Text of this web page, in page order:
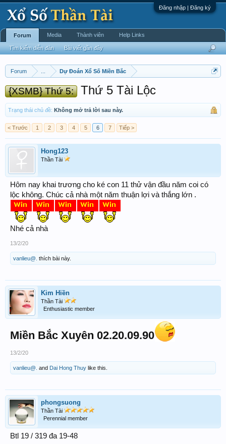
Đăng nhập | Đăng ký
Forum Dự Đoán Xổ Số Miền Bắc
{XSMB} Thứ 5: Thứ 5 Tài Lộc
Trạng thái chủ đề: Không mở trả lời sau này.
< Trước 1 2 3 4 5 6 7 Tiếp >
Hong123
Thần Tài
Hôm nay khai trương cho ké con 11 thử vận đầu năm coi có
lộc không. Chúc cả nhà một năm thuận lợi và thắng lớn .
Nhé cả nhà
13/2/20
vanlieu@. thích bài này.
Kim Hiền
Thần Tài
Enthusiastic member
Miền Bắc Xuyên 02.20.09.90
13/2/20
vanlieu@. and Dai Hong Thuy like this.
phongsuong
Thần Tài
Perennial member
Btl 19 / 319 đa 19-48
Forum
Tìm kiếm diễn đàn Bài viết gần đây
Media Thành viên Help Links